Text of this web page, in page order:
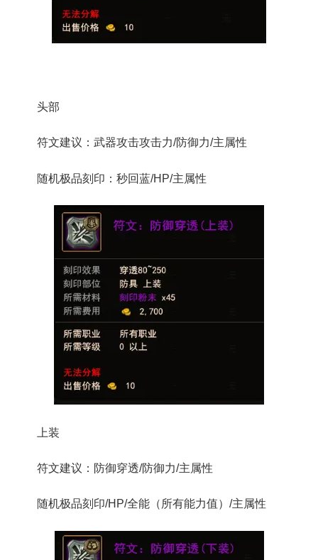
头部
符文建议：武器攻击攻击力/防御力/主属性
随机极品刻印：秒回蓝/HP/主属性
上装
符文建议：防御穿透/防御力/主属性
随机极品刻印/HP/全能（所有能力值）/主属性